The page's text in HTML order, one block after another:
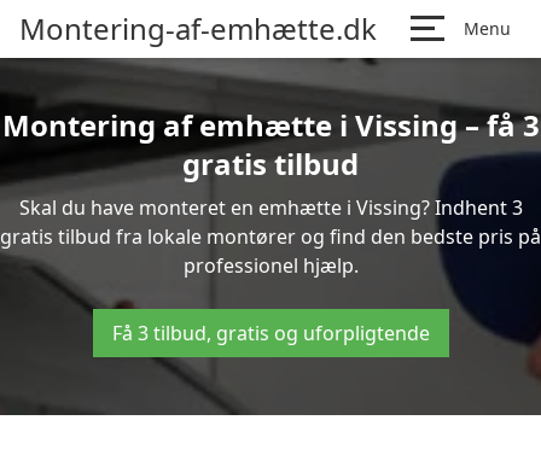
Montering-af-emhætte.dk Menu
Montering af emhætte i Vissing – få 3
gratis tilbud
Skal du have monteret en emhætte i Vissing? Indhent 3
gratis tilbud fra lokale montører og find den bedste pris på
professionel hjælp.
Få 3 tilbud, gratis og uforpligtende